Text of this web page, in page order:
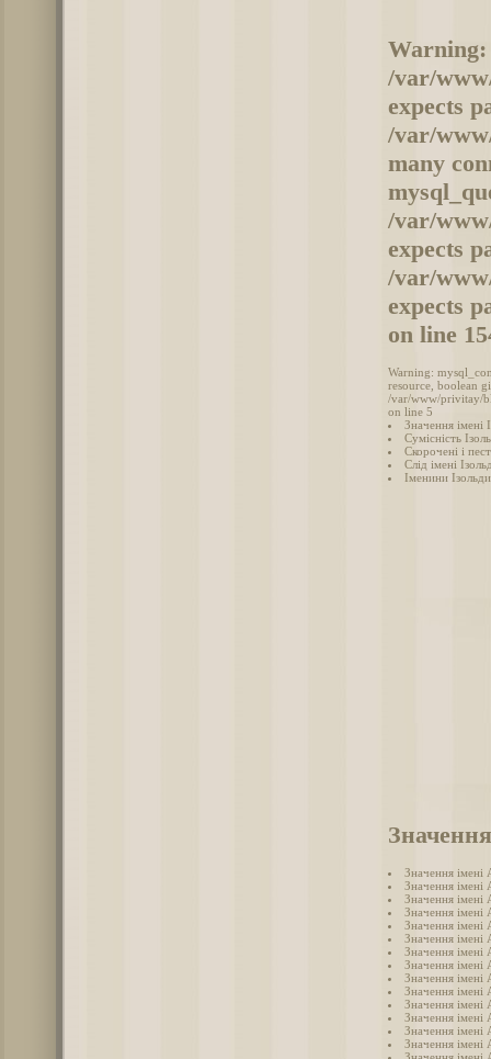
Warning:
/var/
expects
/var/
many
/var/
expects
/var/
expects
on line
Warning:
resource, boolean
/var/www/privitay/
on line 5
Значення імені
Сумісність
Скорочені і
Слід імені
Іменини Ізольди
Значення імені
Значення імені
Значення імені
Значення імені
Значення імені
Значення імені
Значення імені
Значення імені
Значення імені
Значення імені
Значення імені
Значення імені
Значення імені
Значення імені